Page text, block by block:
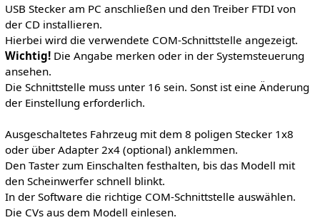
USB Stecker am PC anschließen und den Treiber FTDI von
der CD installieren.
Hierbei wird die verwendete COM-Schnittstelle angezeigt.
Wichtig!Die Angabe merken oder in der Systemsteuerung
ansehen.
Die Schnittstelle muss unter 16 sein. Sonst ist eine Änderung
der Einstellung erforderlich.
Ausgeschaltetes Fahrzeug mit dem 8 poligen Stecker 1x8
oder über Adapter 2x4 (optional) anklemmen.
Den Taster zum Einschalten festhalten, bis das Modell mit
den Scheinwerfer schnell blinkt.
In der Software die richtige COM-Schnittstelle auswählen.
Die CVs aus dem Modell einlesen.